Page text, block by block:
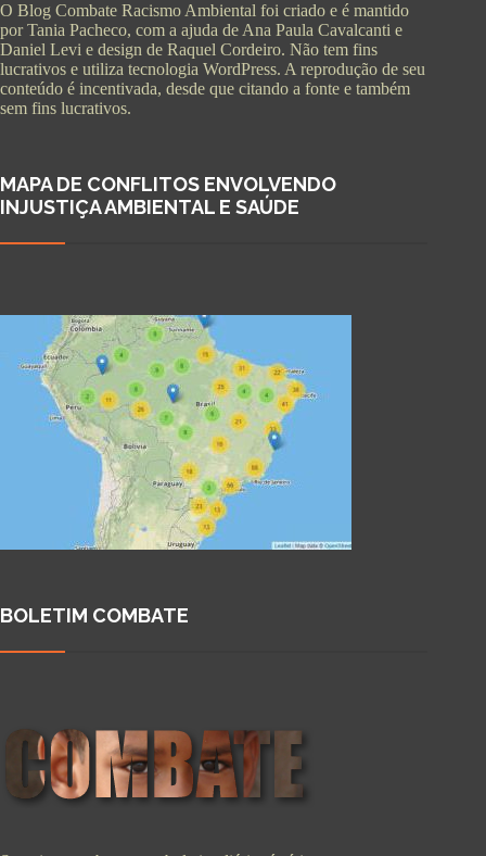
O Blog Combate Racismo Ambiental foi criado e é mantido
por Tania Pacheco, com a ajuda de Ana Paula Cavalcanti e
Daniel Levi e design de Raquel Cordeiro. Não tem fins
lucrativos e utiliza tecnologia WordPress. A reprodução de seu
conteúdo é incentivada, desde que citando a fonte e também
sem fins lucrativos.
MAPA DE CONFLITOS ENVOLVENDO
INJUSTIÇA AMBIENTAL E SAÚDE
BOLETIM COMBATE